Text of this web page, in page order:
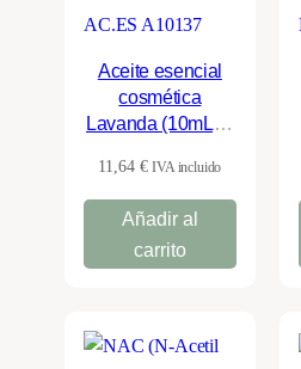
Aceite esencial
cosmética
Lavanda (10mL) –
11,64 € IVA incluido
Añadir al
carrito